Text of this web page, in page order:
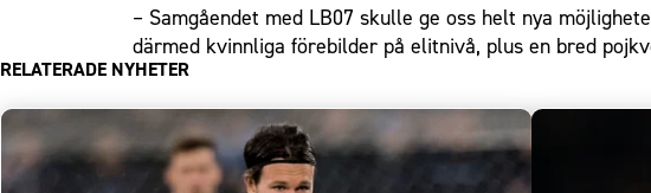
– Samgåendet med LB07 skulle ge oss helt nya
därmed kvinnliga förebilder på elitnivå, plus en bred
RELATERADE NYHETER